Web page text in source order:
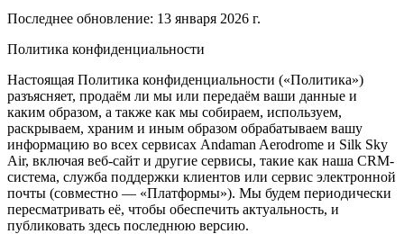
Последнее обновление: 13 января 2026 г.
Политика конфиденциальности
Настоящая Политика конфиденциальности («Политика»)
разъясняет, продаём ли мы или передаём ваши данные и
каким образом, а также как мы собираем, используем,
раскрываем, храним и иным образом обрабатываем вашу
информацию во всех сервисах Andaman Aerodrome и Silk Sky
Air, включая веб-сайт и другие сервисы, такие как наша CRM-
система, служба поддержки клиентов или сервис электронной
почты (совместно — «Платформы»). Мы будем периодически
пересматривать её, чтобы обеспечить актуальность, и
публиковать здесь последнюю версию.